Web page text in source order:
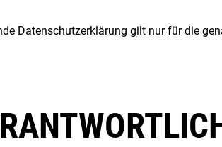
Datenschutzerklärung gilt nur für die